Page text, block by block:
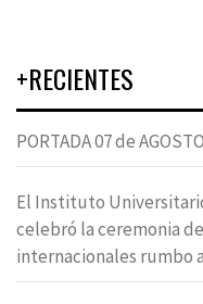
+RECIENTES
PORTADA 07 de AGOSTO
El Instituto
celebró la ceremonia
internacionales rumbo